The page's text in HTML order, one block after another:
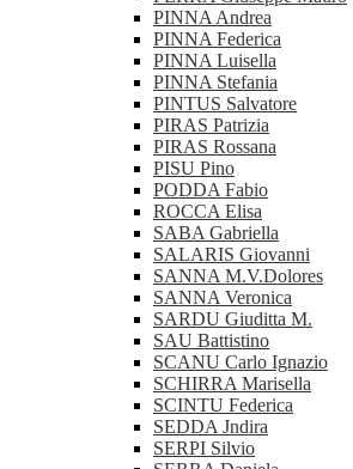
PINNA Andrea
PINNA Federica
PINNA Luisella
PINNA Stefania
PINTUS Salvatore
PIRAS Patrizia
PIRAS Rossana
PISU Pino
PODDA Fabio
ROCCA Elisa
SABA Gabriella
SALARIS Giovanni
SANNA M.V.Dolores
SANNA Veronica
SARDU Giuditta M.
SAU Battistino
SCANU Carlo Ignazio
SCHIRRA Marisella
SCINTU Federica
SEDDA Jndira
SERPI Silvio